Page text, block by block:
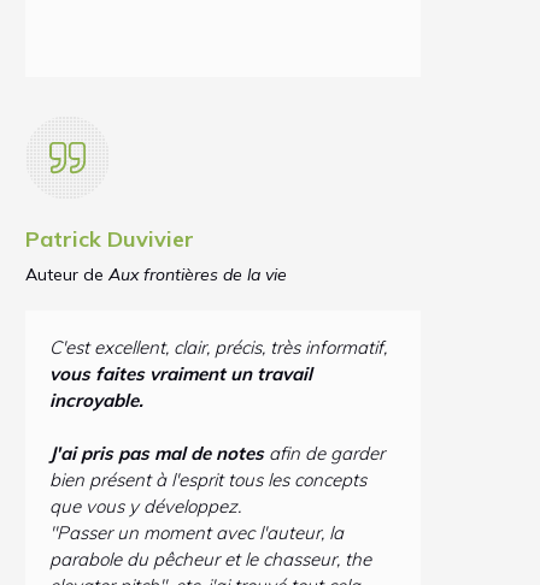
Patrick Duvivier
Auteur de Aux frontières de la vie
C'est excellent, clair, précis, très informatif,
vous faites vraiment un travail
incroyable.
J'ai pris pas mal de notesafin de garder
bien présent à l'esprit tous les concepts
que vous y développez.
"Passer un moment avec l'auteur, la
parabole du pêcheur et le chasseur, the